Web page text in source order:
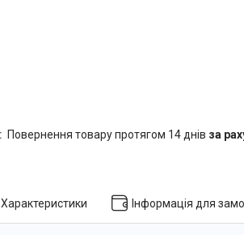
повернення товару протягом 14 днів за
Характеристики Інформація для